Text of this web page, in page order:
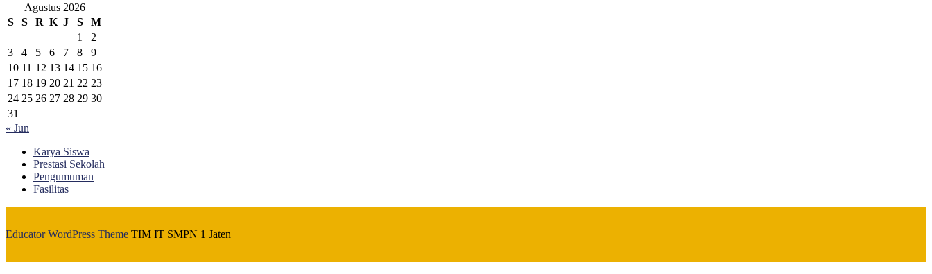
Agustus 2026
S
S R K J S
M
1
2
3
4 5 6 7 8
9
10 11 12 13 14 15 16
17 18 19 20 21 22 23
24 25 26 27 28 29 30
31
« Jun
Karya Siswa
Prestasi Sekolah
Pengumuman
Fasilitas
Educator WordPress Theme TIM IT SMPN 1 Jaten